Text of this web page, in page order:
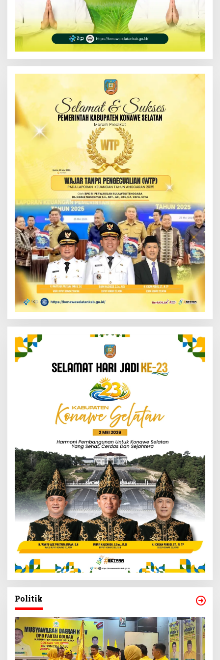
Politik